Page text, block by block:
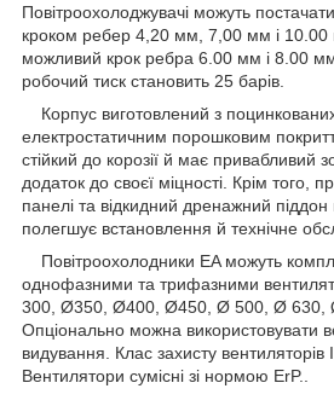
Повітроохолоджувачі можуть
кроком ребер 4,20 мм, 7,00 мм і 10.00
можливий крок ребра 6.00 мм і 8.00
робочий тиск становить 25 барів.
Корпус виготовлений з
електростатичним порошковим
стійкий до корозії й має привабливий
додаток до своєї міцності. Крім того,
панелі та відкидний дренажний
полегшує встановлення й технічне
Повітроохолодники EA можуть
однофазними та трифазними
300, Ø350, Ø400, Ø450, Ø 500, Ø 630,
Опціонально можна використовувати
видування. Клас захисту вентиляторів
Вентилятори сумісні зі нормою ErP..